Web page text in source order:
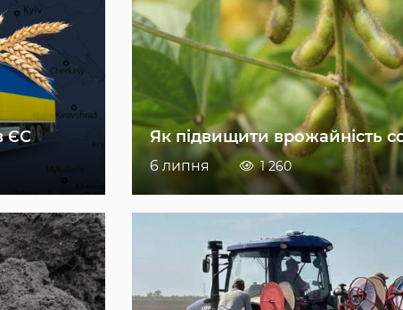
ЄС Як підвищити врожайність
6 липня 1 260